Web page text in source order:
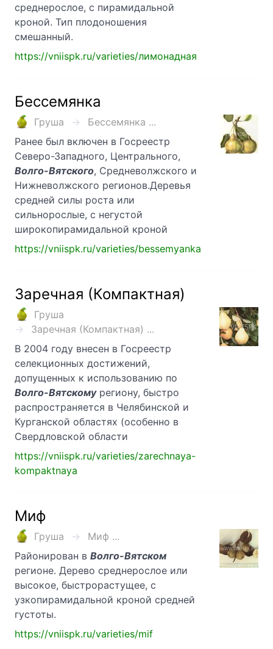
среднерослое, с пирамидальной
кроной. Тип плодоношения
смешанный.
https://vniispk.ru/varieties/лимонадная
Бессемянка
Груша
Бессемянка ...
Ранее был включен в Госреестр
Северо-Западного, Центрального,
Волго-Вятского, Средневолжского и
Нижневолжского регионов.Деревья
средней силы роста или
сильнорослые, с негустой
широкопирамидальной кроной
https://vniispk.ru/varieties/bessemyanka
Заречная (Компактная)
Груша
Заречная (Компактная) ...
В 2004 году внесен в Госреестр
селекционных достижений,
допущенных к использованию по
Волго-Вятскомурегиону, быстро
распространяется в Челябинской и
Курганской областях (особенно в
Свердловской области
https://vniispk.ru/varieties/zarechnaya-
kompaktnaya
Миф
Груша
Миф ...
Районирован в Волго-Вятском
регионе. Дерево среднерослое или
высокое, быстрорастущее, с
узкопирамидальной кроной средней
густоты.
https://vniispk.ru/varieties/mif